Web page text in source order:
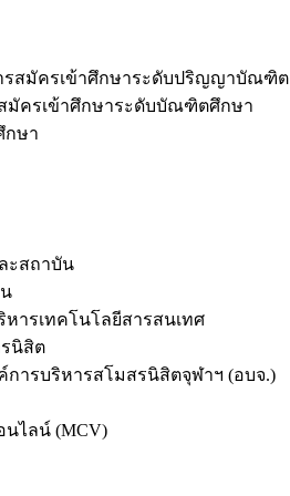
รสมัครเข้าศึกษาระดับปริญญาบัณฑิต
มัครเข้าศึกษาระดับบัณฑิตศึกษา
กษา
ะสถาบัน
หารเทคโนโลยีสารสนเทศ
นิสิต
การบริหารสโมสรนิสิตจุฬาฯ (อบจ.)
นไลน์ (MCV)